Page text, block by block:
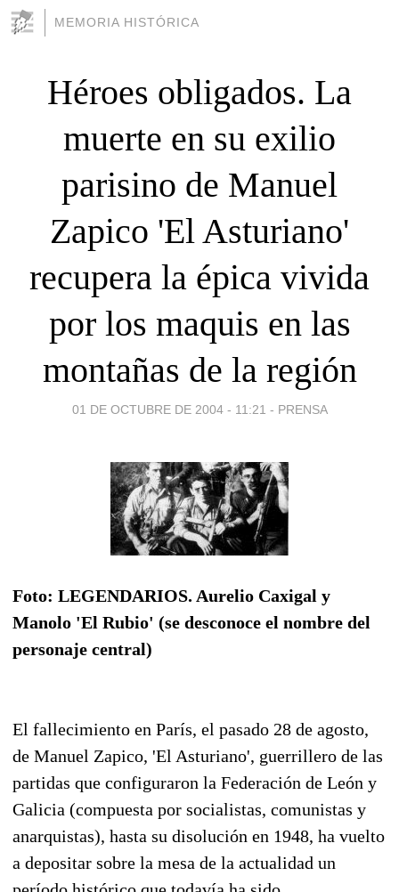
MEMORIA HISTÓRICA
Héroes obligados. La
muerte en su exilio
parisino de Manuel
Zapico 'El Asturiano'
recupera la épica vivida
por los maquis en las
montañas de la región
01 DE OCTUBRE DE 2004 - 11:21 - PRENSA
Foto: LEGENDARIOS. Aurelio Caxigal y
Manolo 'El Rubio' (se desconoce el nombre del
personaje central)
El fallecimiento en París, el pasado 28 de agosto,
de Manuel Zapico, 'El Asturiano', guerrillero de las
partidas que configuraron la Federación de León y
Galicia (compuesta por socialistas, comunistas y
anarquistas), hasta su disolución en 1948, ha vuelto
a depositar sobre la mesa de la actualidad un